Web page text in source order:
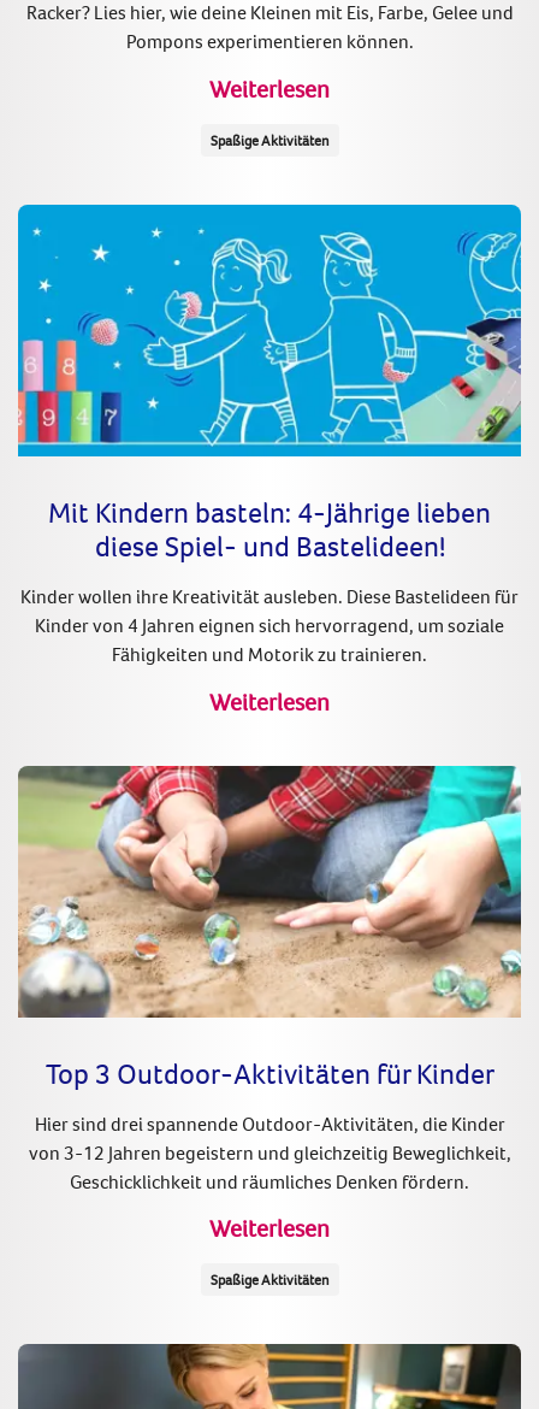
Racker? Lies hier, wie deine Kleinen mit Eis, Farbe, Gelee und
Pompons experimentieren können.
Weiterlesen
Spaßige Aktivitäten
Mit Kindern basteln: 4-Jährige lieben
diese Spiel- und Bastelideen!
Kinder wollen ihre Kreativität ausleben. Diese Bastelideen für
Kinder von 4 Jahren eignen sich hervorragend, um soziale
Fähigkeiten und Motorik zu trainieren.
Weiterlesen
Top 3 Outdoor-Aktivitäten für Kinder
Hier sind drei spannende Outdoor-Aktivitäten, die Kinder
von 3-12 Jahren begeistern und gleichzeitig Beweglichkeit,
Geschicklichkeit und räumliches Denken fördern.
Weiterlesen
Spaßige Aktivitäten